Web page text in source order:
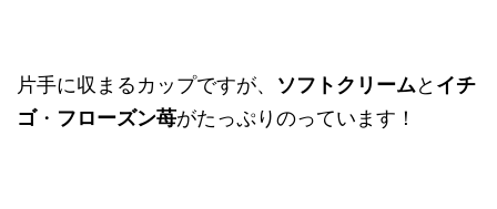
片手に収まるカップですが、 ソフトクリームと イチ
ゴ・ フローズン苺がたっぷりのっています！